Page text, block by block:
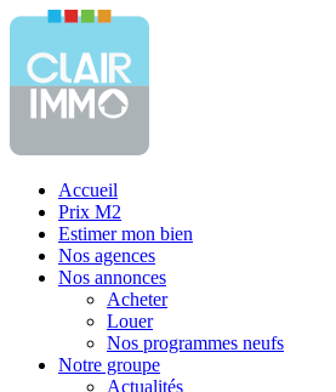
Accueil
Prix M2
Estimer mon bien
Nos agences
Nos annonces
Acheter
Louer
Nos programmes neufs
Notre groupe
Actualités